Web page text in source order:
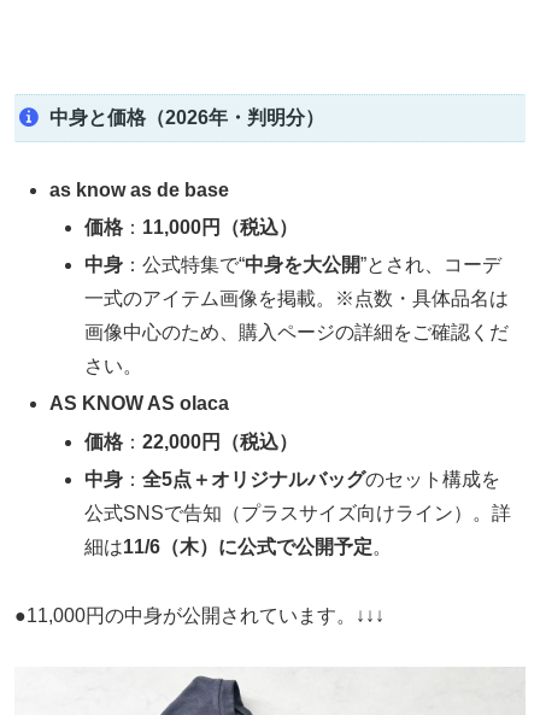
中身と価格（2026年・判明分）
as know as de base
価格 ： 11,000円（税込）
中身 ：公式特集で“中身を大公開”とされ、コーデ
一式のアイテム画像を掲載。※点数・具体品名は
画像中心のため、購入ページの詳細をご確認くだ
さい。
AS KNOW AS olaca
価格 ：22,000円（税込）
中身 ：全5点＋オリジナルバッグのセット構成を
公式SNSで告知（プラスサイズ向けライン）。詳
細は11/6（木）に公式で公開予定。
●11,000円の中身が公開されています。↓↓↓